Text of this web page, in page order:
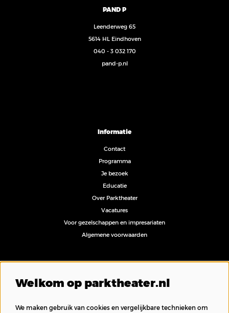
PAND P
Leenderweg 65
5614 HL Eindhoven
040 - 3 032 170
pand-p.nl
Informatie
Contact
Programma
Je bezoek
Educatie
Over Parktheater
Vacatures
Voor gezelschappen en impresariaten
Algemene voorwaarden
Welkom op parktheater.nl
We maken gebruik van cookies en vergelijkbare technieken om